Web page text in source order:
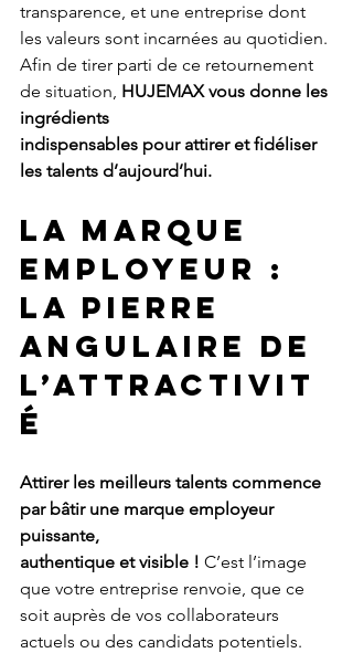
transparence, et une entreprise dont
les valeurs sont incarnées au quotidien.
Afin de tirer parti de ce retournement
de situation, HUJEMAX vous donne les
ingrédients
indispensables pour attirer et fidéliser
les talents d’aujourd’hui.
LA MARQUE
EMPLOYEUR :
LA PIERRE
ANGULAIRE DE
L’ATTRACTIVIT
É
Attirer les meilleurs talents commence
par bâtir une marque employeur
puissante,
authentique et visible ! C’est l’image
que votre entreprise renvoie, que ce
soit auprès de vos collaborateurs
actuels ou des candidats potentiels.